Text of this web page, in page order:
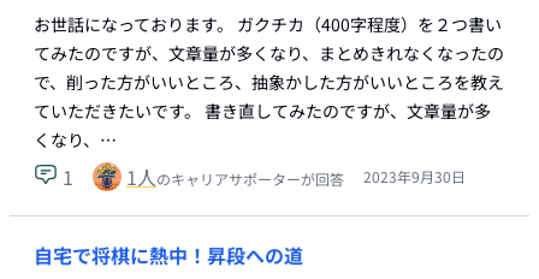
お世話になっております。 ガクチカ（400字程度）を２つ書い
てみたのですが、文章量が多くなり、まとめきれなくなったの
で、削った方がいいところ、抽象かした方がいいところを教え
ていただきたいです。 書き直してみたのですが、文章量が多
くなり、…
1 1人のキャリアサポーターが回答 2023年9月30日
自宅で将棋に熱中！昇段への道